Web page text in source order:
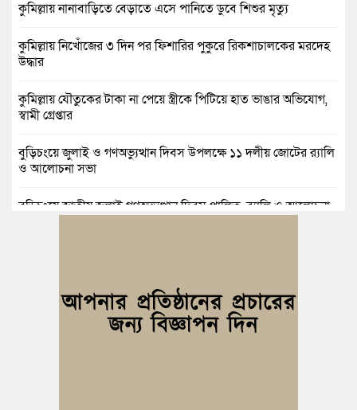
কুমিল্লায় নানাবাড়িতে বেড়াতে এসে পানিতে ডুবে শিশুর মৃত্যু
কুমিল্লায় নিখোঁজের ৩ দিন পর ফিশারির পুকুরে রিকশাচালকের মরদেহ
উদ্ধার
কুমিল্লায় যৌতুকের টাকা না পেয়ে স্ত্রীকে পিটিয়ে হাত ভাঙার অভিযোগ,
স্বামী গ্রেপ্তার
বুড়িচংয়ে জুলাই ও গণঅভ্যুত্থান দিবস উপলক্ষে ১১ দলীয় জোটের র‍্যালি
ও আলোচনা সভা
বুড়িচংয়ে জাতীয় জুলাই গণঅভ্যুত্থান দিবস পালিত, র‍্যালি ও আলোচনা
ব্রাহ্মণপাড়ায় প্রবাসীর বাড়িতে বেড়াতে এলেন সৌদির কফিল; এলাকায়